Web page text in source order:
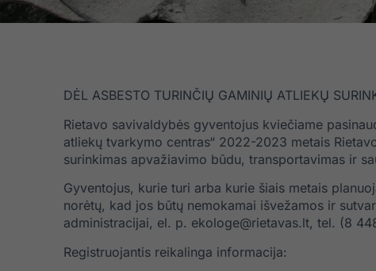
DĖL ASBESTO TURINČIŲ GAMINIŲ ATLIEKŲ
Rietavo savivaldybės gyventojus kviečiame
atliekų tvarkymo centras“ 2022-2023 metais
surinkimas apvažiavimo būdu, transportavimas ir
Gyventojus, kurie turi arba kurie šiais metais
norėtų, kad jos būtų nemokamai išvežamos ir
administracijai, el. p. ekologe@rietavas.lt, tel. (8
Registruojantis reikalinga informacija: